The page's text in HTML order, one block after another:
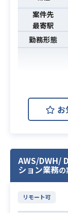
案件先
最寄駅
勤務形態
開発環境
お
AWS/DWH/
ション業務
リモート可